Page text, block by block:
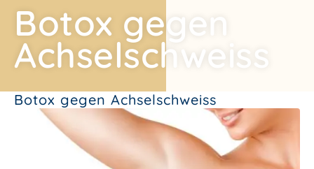
Botox gegen
Achselschweiss
Botox gegen Achselschweiss